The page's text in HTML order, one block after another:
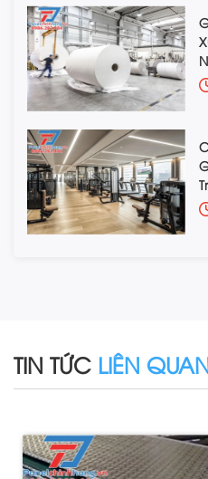
TIN TỨC LIÊN